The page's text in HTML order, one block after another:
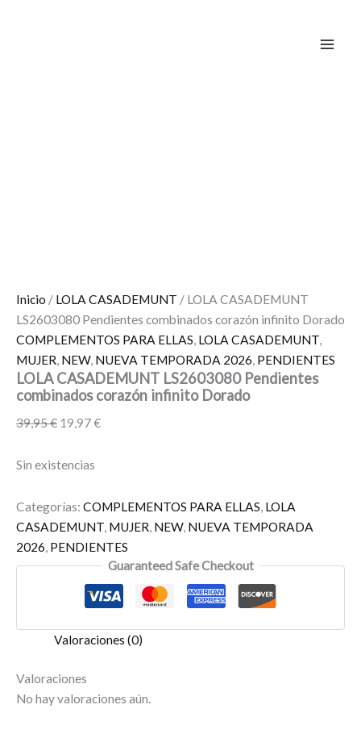
Inicio / LOLA CASADEMUNT / LOLA CASADEMUNT
LS2603080 Pendientes combinados corazón infinito Dorado
COMPLEMENTOS PARA ELLAS, LOLA CASADEMUNT,
MUJER, NEW, NUEVA TEMPORADA 2026, PENDIENTES
LOLA CASADEMUNT LS2603080 Pendientes
combinados corazón infinito Dorado
39,95€ 19,97€
Sin existencias
Categorías: COMPLEMENTOS PARA ELLAS, LOLA
CASADEMUNT, MUJER, NEW, NUEVA TEMPORADA
2026, PENDIENTES
Guaranteed Safe Checkout
Valoraciones (0)
Valoraciones
No hay valoraciones aún.